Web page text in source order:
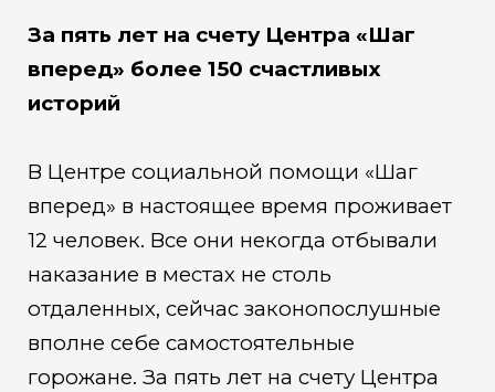
За пять лет на счету Центра «Шаг
вперед» более 150 счастливых
историй
В Центре социальной помощи «Шаг
вперед» в настоящее время проживает
12 человек. Все они некогда отбывали
наказание в местах не столь
отдаленных, сейчас законопослушные
вполне себе самостоятельные
горожане. За пять лет на счету Центра